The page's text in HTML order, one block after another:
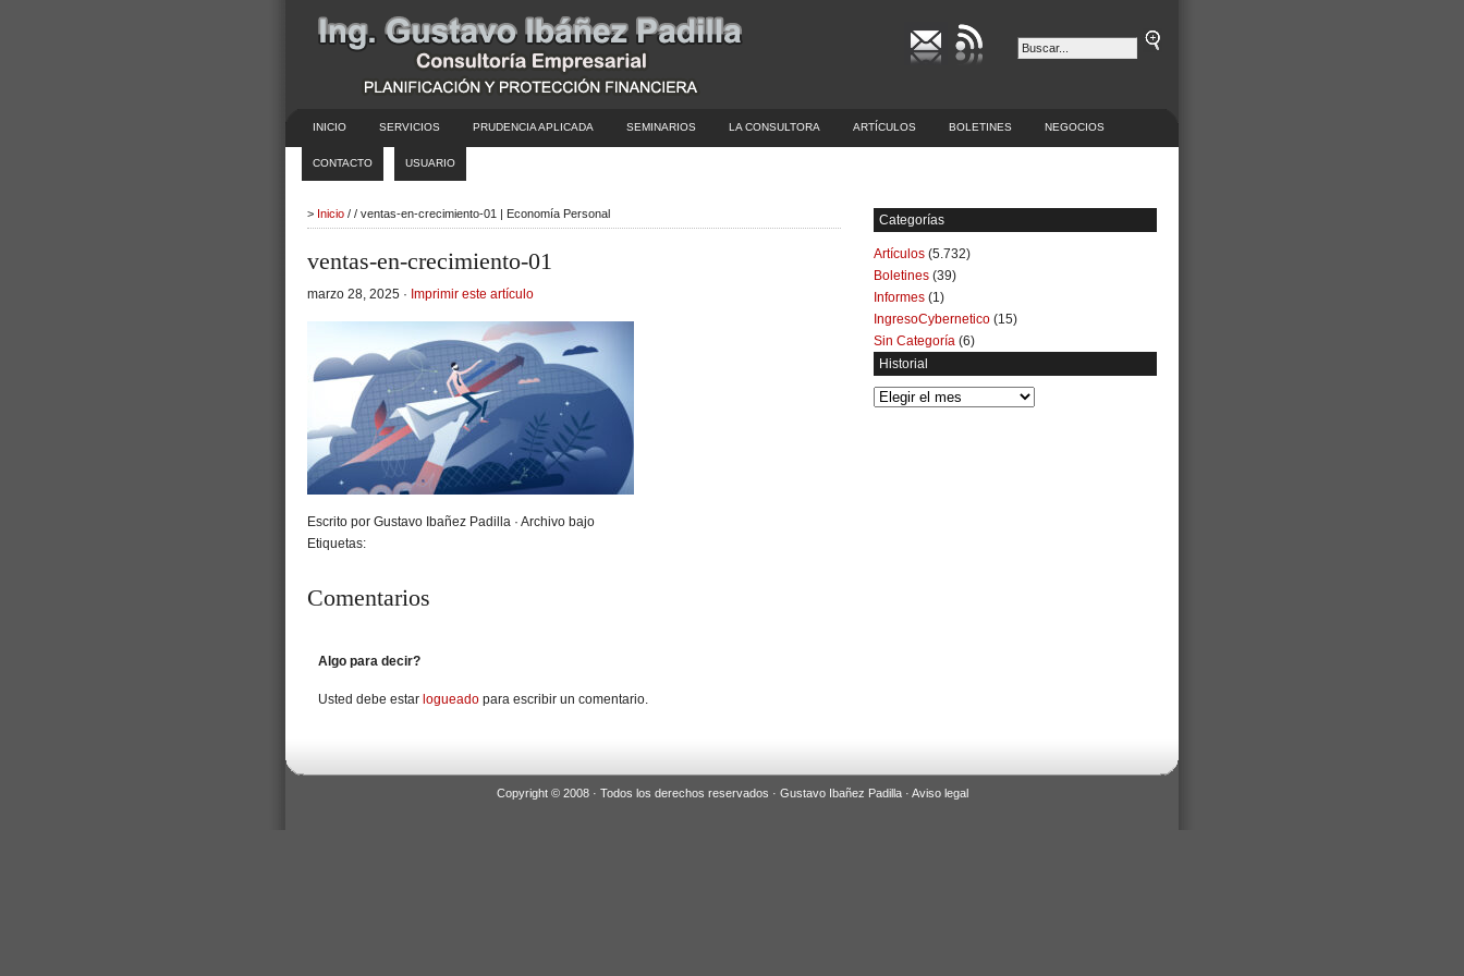
INICIO SERVICIOS PRUDENCIA APLICADA SEMINARIOS LA CONSULTORA ARTÍCULOS BOLETINES NEGOCIOS
CONTACTO USUARIO
> Inicio / / ventas-en-crecimiento-01 | Economía Personal
ventas-en-crecimiento-01
marzo 28, 2025 · Imprimir este artículo
Escrito por Gustavo Ibañez Padilla · Archivo bajo
Etiquetas:
Comentarios
Algo para decir?
Usted debe estar logueado para escribir un comentario.
Categorías
Artículos (5.732)
Boletines (39)
Informes (1)
IngresoCybernetico (15)
Sin Categoría (6)
Historial
Historial
Copyright © 2008 · Todos los derechos reservados · Gustavo Ibañez Padilla · Aviso legal